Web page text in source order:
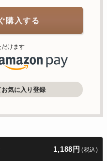
購入する
だけます
お気に入り登録
1,188円 (税込)